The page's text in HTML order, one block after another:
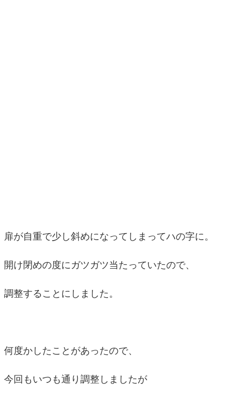
扉が自重で少し斜めになってしまってハの字に。
開け閉めの度にガツガツ当たっていたので、
調整することにしました。
何度かしたことがあったので、
今回もいつも通り調整しましたが